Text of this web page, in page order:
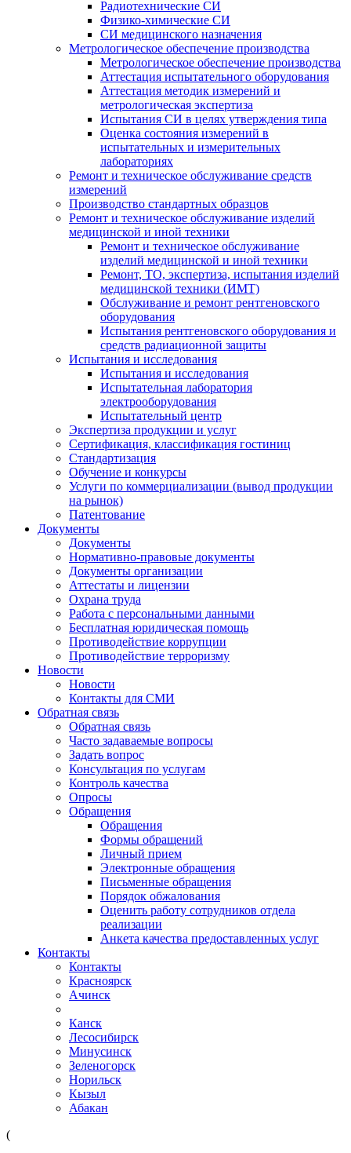
Радиотехнические СИ
Физико-химические СИ
СИ медицинского назначения
Метрологическое обеспечение производства
Метрологическое обеспечение производства
Аттестация испытательного оборудования
Аттестация методик измерений и
метрологическая экспертиза
Испытания СИ в целях утверждения типа
Оценка состояния измерений в
испытательных и измерительных
лабораториях
Ремонт и техническое обслуживание средств
измерений
Производство стандартных образцов
Ремонт и техническое обслуживание изделий
медицинской и иной техники
Ремонт и техническое обслуживание
изделий медицинской и иной техники
Ремонт, ТО, экспертиза, испытания изделий
медицинской техники (ИМТ)
Обслуживание и ремонт рентгеновского
оборудования
Испытания рентгеновского оборудования и
средств радиационной защиты
Испытания и исследования
Испытания и исследования
Испытательная лаборатория
электрооборудования
Испытательный центр
Экспертиза продукции и услуг
Сертификация, классификация гостиниц
Стандартизация
Обучение и конкурсы
Услуги по коммерциализации (вывод продукции
на рынок)
Патентование
Документы
Документы
Нормативно-правовые документы
Документы организации
Аттестаты и лицензии
Охрана труда
Работа с персональными данными
Бесплатная юридическая помощь
Противодействие коррупции
Противодействие терроризму
Новости
Новости
Контакты для СМИ
Обратная связь
Обратная связь
Часто задаваемые вопросы
Задать вопрос
Консультация по услугам
Контроль качества
Опросы
Обращения
Обращения
Формы обращений
Личный прием
Электронные обращения
Письменные обращения
Порядок обжалования
Оценить работу сотрудников отдела
реализации
Анкета качества предоставленных услуг
Контакты
Контакты
Красноярск
Ачинск
Канск
Лесосибирск
Минусинск
Зеленогорск
Норильск
Кызыл
Абакан
(